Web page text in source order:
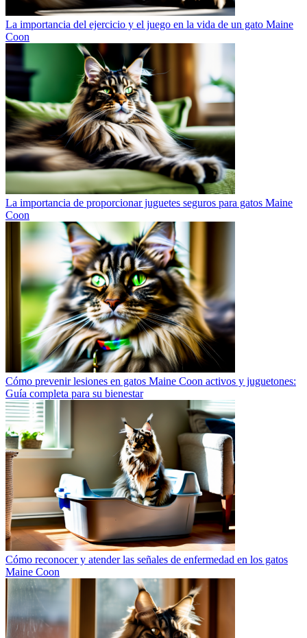
La importancia del ejercicio y el juego en la vida de un gato Maine
Coon
La importancia de proporcionar juguetes seguros para gatos Maine
Coon
Cómo prevenir lesiones en gatos Maine Coon activos y juguetones:
Guía completa para su bienestar
Cómo reconocer y atender las señales de enfermedad en los gatos
Maine Coon